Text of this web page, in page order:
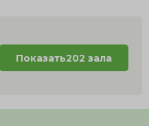
Показать202 зала